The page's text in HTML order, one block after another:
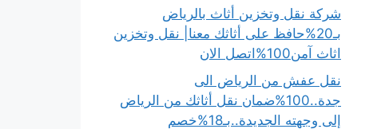
شركة نقل وتخزين أثاث بالرياض
بـ20%حافظ على أثاثك معنا| نقل وتخزين
اثاث آمن100%اتصل الان
نقل عفش من الرياض الى
جدة..100%ضمان نقل أثاثك من الرياض
إلى وجهته الجديدة..بـ18%خصم